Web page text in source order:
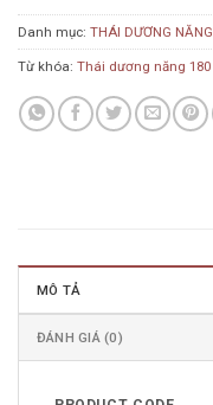
Danh mục: THÁI DƯƠNG
Từ khóa: Thái dương năng
MÔ TẢ
ĐÁNH GIÁ (0)